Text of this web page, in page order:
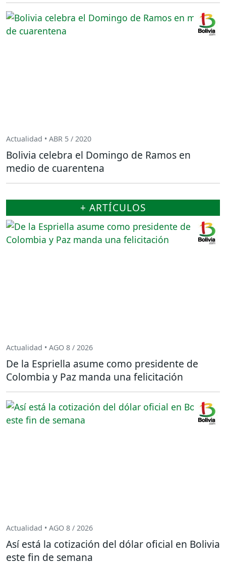
Actualidad • ABR 5 / 2020
Bolivia celebra el Domingo de Ramos en
medio de cuarentena
+ ARTÍCULOS
Actualidad • AGO 8 / 2026
De la Espriella asume como presidente de
Colombia y Paz manda una felicitación
Actualidad • AGO 8 / 2026
Así está la cotización del dólar oficial en Bolivia
este fin de semana